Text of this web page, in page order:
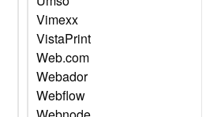
Vimexx
VistaPrint
Web.com
Webador
Webflow